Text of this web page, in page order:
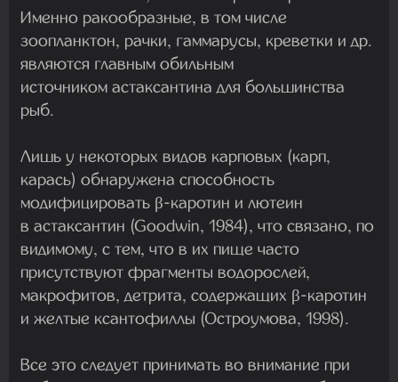
Именно ракообразные, в том числе
зоопланктон, рачки, гаммарусы, креветки и др.
являются главным обильным
источником астаксантина для большинства
рыб.
Лишь у некоторых видов карповых (карп,
карась) обнаружена способность
модифицировать β-каротин и лютеин
в астаксантин (Goodwin, 1984), что связано, по
видимому, с тем, что в их пище часто
присутствуют фрагменты водорослей,
макрофитов, детрита, содержащих β-каротин
и желтые ксантофиллы (Остроумова, 1998).
Все это следует принимать во внимание при